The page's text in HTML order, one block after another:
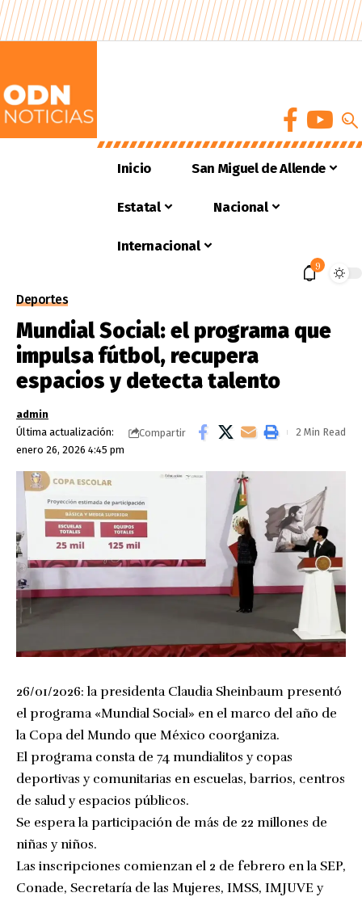
Inicio San Miguel de Allende
Estatal Nacional
Internacional
9
Deportes
Mundial Social: el programa que
impulsa fútbol, recupera
espacios y detecta talento
Última actualización:
enero 26, 2026 4:45 pm
admin
Compartir
2 Min Read
26/01/2026: la presidenta Claudia Sheinbaum presentó
el programa «Mundial Social» en el marco del año de
la Copa del Mundo que México coorganiza.
El programa consta de 74 mundialitos y copas
deportivas y comunitarias en escuelas, barrios, centros
de salud y espacios públicos.
Se espera la participación de más de 22 millones de
niñas y niños.
Las inscripciones comienzan el 2 de febrero en la SEP,
Conade, Secretaría de las Mujeres, IMSS, IMJUVE y